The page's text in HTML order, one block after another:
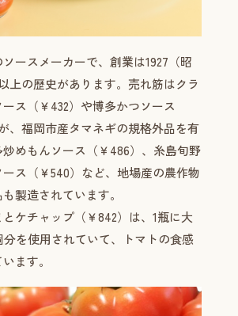
ースメーカーで、創業は1927（昭
上の歴史があります。売れ筋はクラ
ス（￥432）や博多かつソース
が、福岡市産タマネギの規格外品を有
めもんソース（￥486）、糸島旬野
ス（￥540）など、地場産の農作物
製造されています。
ケチャップ（￥842）は、1瓶に大
分を使用されていて、トマトの食感
ます。